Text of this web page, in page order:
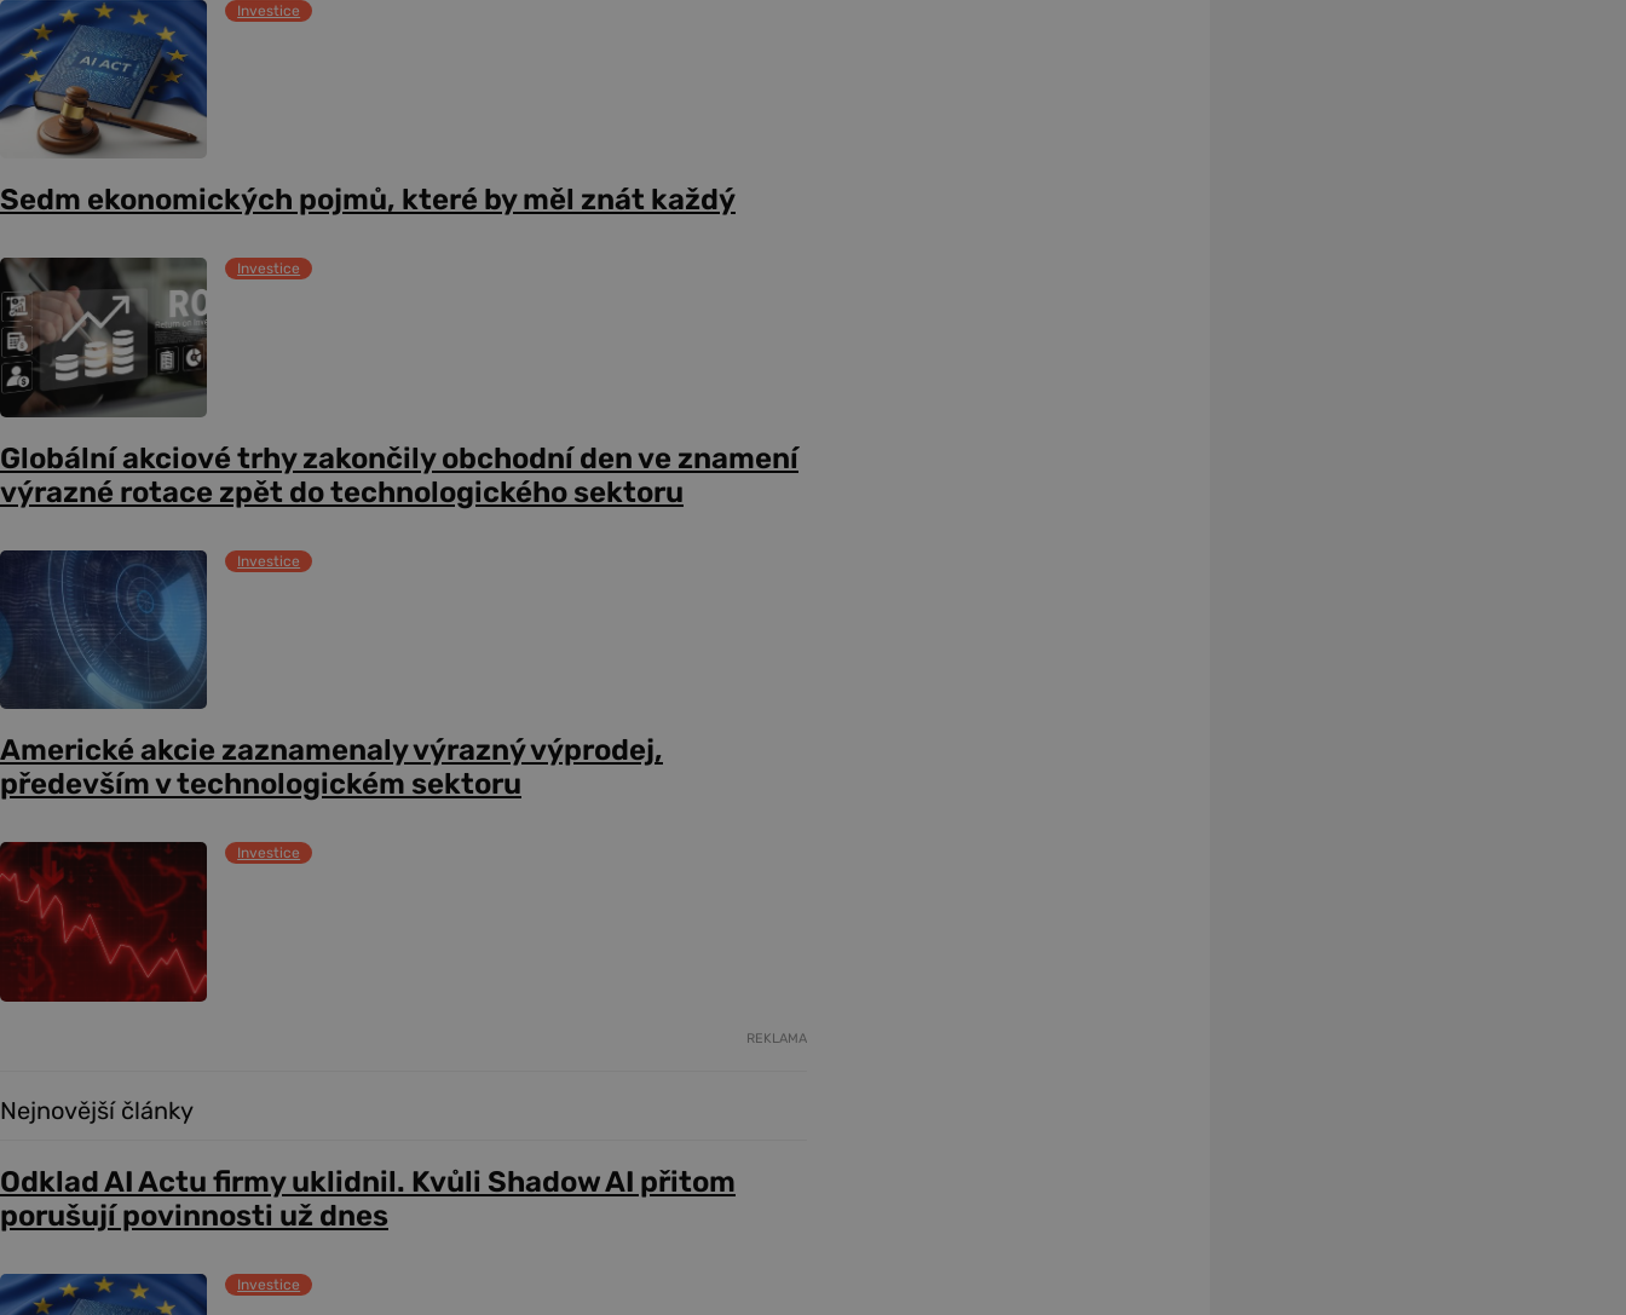
Investice
Sedm ekonomických pojmů, které by měl znát každý
Investice
Globální akciové trhy zakončily obchodní den ve znamení
výrazné rotace zpět do technologického sektoru
Investice
Americké akcie zaznamenaly výrazný výprodej,
především v technologickém sektoru
Investice
REKLAMA
Nejnovější články
Odklad AI Actu firmy uklidnil. Kvůli Shadow AI přitom
porušují povinnosti už dnes
Investice